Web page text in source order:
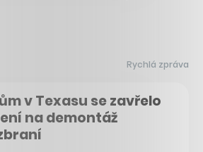
Rychlá zpráva
v Texasu se zavřelo
na demontáž